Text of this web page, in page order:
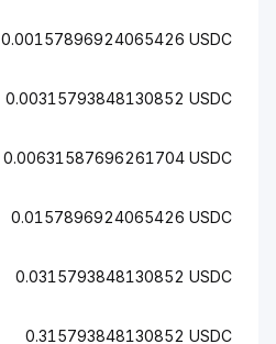
0.00157896924065426 USDC
0.00315793848130852 USDC
0.00631587696261704 USDC
0.0157896924065426 USDC
0.0315793848130852 USDC
0.315793848130852 USDC